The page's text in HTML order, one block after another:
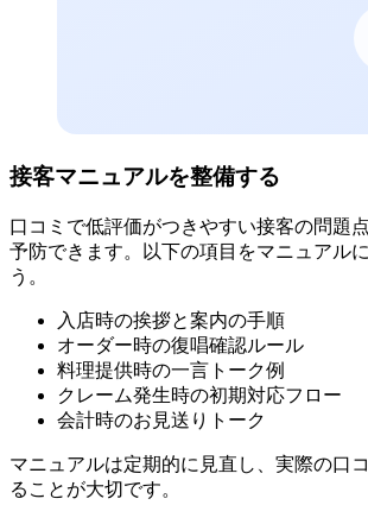
接客マニュアルを整備する
口コミで低評価がつきやすい接客の問題
予防できます。以下の項目をマニュアル
う。
入店時の挨拶と案内の手順
オーダー時の復唱確認ルール
料理提供時の一言トーク例
クレーム発生時の初期対応フロー
会計時のお見送りトーク
マニュアルは定期的に見直し、実際の口
ることが大切です。